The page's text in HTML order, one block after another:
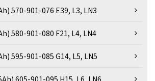
570-901-076 E39, L3, LN3
580-901-080 F21, L4, LN4
595-901-085 G14, L5, LN5
605-901-095 H15, L6, LN6